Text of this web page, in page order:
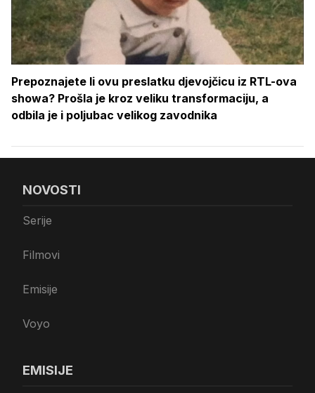
Prepoznajete li ovu preslatku djevojčicu iz RTL-ova
showa? Prošla je kroz veliku transformaciju, a
odbila je i poljubac velikog zavodnika
NOVOSTI
Serije
Filmovi
Emisije
Voyo
EMISIJE